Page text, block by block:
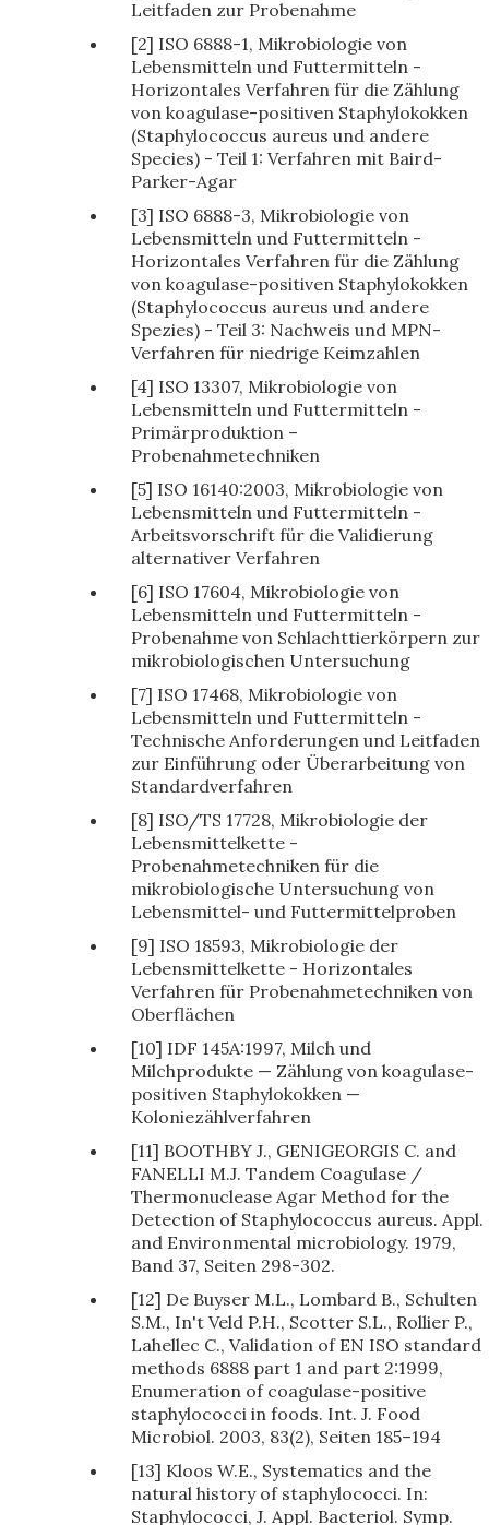
Leitfaden zur Probenahme
[2] ISO 6888-1, Mikrobiologie von
Lebensmitteln und Futtermitteln -
Horizontales Verfahren für die Zählung
von koagulase-positiven Staphylokokken
(Staphylococcus aureus und andere
Species) - Teil 1: Verfahren mit Baird-
Parker-Agar
[3] ISO 6888-3, Mikrobiologie von
Lebensmitteln und Futtermitteln -
Horizontales Verfahren für die Zählung
von koagulase-positiven Staphylokokken
(Staphylococcus aureus und andere
Spezies) - Teil 3: Nachweis und MPN-
Verfahren für niedrige Keimzahlen
[4] ISO 13307, Mikrobiologie von
Lebensmitteln und Futtermitteln -
Primärproduktion –
Probenahmetechniken
[5] ISO 16140:2003, Mikrobiologie von
Lebensmitteln und Futtermitteln -
Arbeitsvorschrift für die Validierung
alternativer Verfahren
[6] ISO 17604, Mikrobiologie von
Lebensmitteln und Futtermitteln -
Probenahme von Schlachttierkörpern zur
mikrobiologischen Untersuchung
[7] ISO 17468, Mikrobiologie von
Lebensmitteln und Futtermitteln -
Technische Anforderungen und Leitfaden
zur Einführung oder Überarbeitung von
Standardverfahren
[8] ISO/TS 17728, Mikrobiologie der
Lebensmittelkette -
Probenahmetechniken für die
mikrobiologische Untersuchung von
Lebensmittel- und Futtermittelproben
[9] ISO 18593, Mikrobiologie der
Lebensmittelkette - Horizontales
Verfahren für Probenahmetechniken von
Oberflächen
[10] IDF 145A:1997, Milch und
Milchprodukte — Zählung von koagulase-
positiven Staphylokokken —
Koloniezählverfahren
[11] BOOTHBY J., GENIGEORGIS C. and
FANELLI M.J. Tandem Coagulase /
Thermonuclease Agar Method for the
Detection of Staphylococcus aureus. Appl.
and Environmental microbiology. 1979,
Band 37, Seiten 298-302.
[12] De Buyser M.L., Lombard B., Schulten
S.M., In't Veld P.H., Scotter S.L., Rollier P.,
Lahellec C., Validation of EN ISO standard
methods 6888 part 1 and part 2:1999,
Enumeration of coagulase-positive
staphylococci in foods. Int. J. Food
Microbiol. 2003, 83(2), Seiten 185–194
[13] Kloos W.E., Systematics and the
natural history of staphylococci. In:
Staphylococci, J. Appl. Bacteriol. Symp.